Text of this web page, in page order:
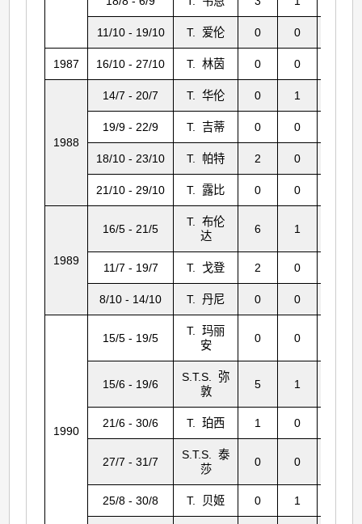
11/10 - 19/10 T. 爱伦 0 0
1987 16/10 - 27/10 T. 林茵 0 0
1988
14/7 - 20/7 T. 华伦 0 1
19/9 - 22/9 T. 吉蒂 0 0
18/10 - 23/10 T. 帕特 2 0
21/10 - 29/10 T. 露比 0 0
1989
16/5 - 21/5
T. 布伦
达
6 1
11/7 - 19/7 T. 戈登 2 0
8/10 - 14/10 T. 丹尼 0 0
1990
15/5 - 19/5
T. 玛丽
安
0 0
15/6 - 19/6
S.T.S. 弥
敦
5 1
21/6 - 30/6 T. 珀西 1 0
27/7 - 31/7
S.T.S. 泰
莎
0 0
25/8 - 30/8 T. 贝姬 0 1